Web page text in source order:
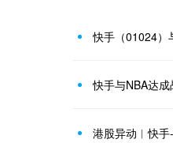
快手（01024）
快手与NBA达